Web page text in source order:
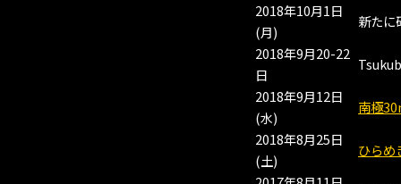
2018年10月1日
(月)
新たに
2018年9月20-22
日
2018年9月12日
(水)
南極
2018年8月25日
(土)
ひらめ